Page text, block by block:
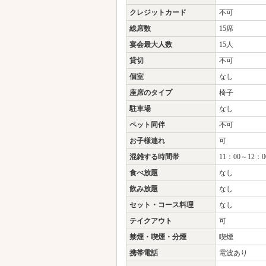
クレジットカード
不可
総席数
15席
宴会最大人数
15人
貸切
不可
個室
なし
座席のタイプ
椅子
駐車場
なし
ペット同伴
不可
お子様連れ
可
混雑する時間帯
11：00～12：
食べ放題
なし
飲み放題
なし
セット・コース料理
なし
テイクアウト
可
禁煙・喫煙・分煙
喫煙
携帯電話
電波あり